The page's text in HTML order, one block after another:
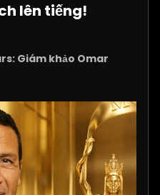
lên tiếng!
Giám khảo Omar